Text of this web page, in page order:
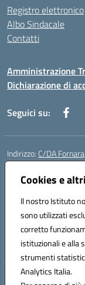
Cookies e
Il nostro Istituto
sono utilizzati
corretto
istituzionali e alla
strumenti
Analytics Italia.
Registro elettronico
Albo Sindacale
Contatti
Amministrazione
Dichiarazione di
Seguici su:
Indirizzo: C/DA
Centralino:
Posta elettronica
Codice fiscale:
Codice
Codice Indice delle
Codice unico di